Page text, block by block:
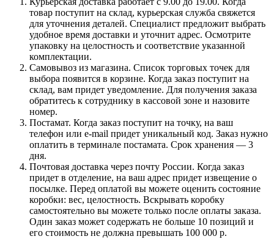
товар поступит на склад, курьерская служба свяжется
для уточнения деталей. Специалист предложит выбрать
удобное время доставки и уточнит адрес. Осмотрите
упаковку на целостность и соответствие указанной
комплектации.
Самовывоз из магазина. Список торговых точек для
выбора появится в корзине. Когда заказ поступит на
склад, вам придет уведомление. Для получения заказа
обратитесь к сотруднику в кассовой зоне и назовите
номер.
Постамат. Когда заказ поступит на точку, на ваш
телефон или e-mail придет уникальный код. Заказ нужно
оплатить в терминале постамата. Срок хранения — 3
дня.
Почтовая доставка через почту России. Когда заказ
придет в отделение, на ваш адрес придет извещение о
посылке. Перед оплатой вы можете оценить состояние
коробки: вес, целостность. Вскрывать коробку
самостоятельно вы можете только после оплаты заказа.
Один заказ может содержать не больше 10 позиций и
его стоимость не должна превышать 100 000 р.